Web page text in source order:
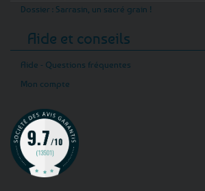
Dossier : Sarrasin, un sacré grain !
Aide et conseils
Aide - Questions fréquentes
Mon compte